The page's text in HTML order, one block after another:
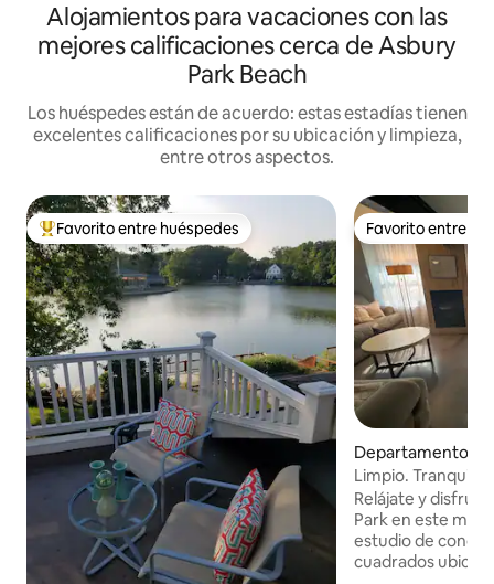
Alojamientos para vacaciones con las
mejores calificaciones cerca de Asbury
Park Beach
Los huéspedes están de acuerdo: estas estadías tienen
excelentes calificaciones por su ubicación y limpieza,
entre otros aspectos.
Favorito entre los huéspedes más destacados
Favorito entre huéspedes Favorito entre
Favorito entre
Departamento en
rk
Limpio.
Relájate y
Park en este
estudio de
cuadrados